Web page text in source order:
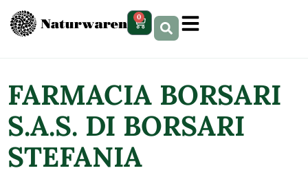
contenuto 0
FARMACIA BORSARI
S.A.S. DI BORSARI
STEFANIA